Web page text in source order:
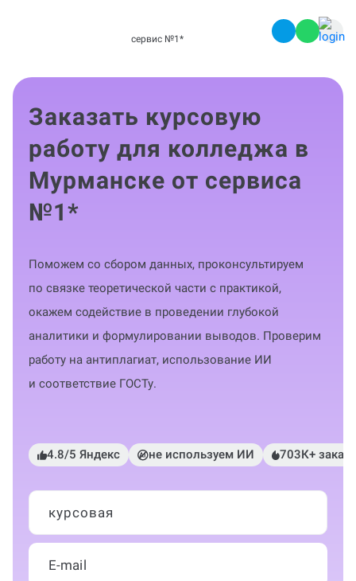
сервис №1 *
Заказать курсовую
работу для колледжа в
Мурманске от сервиса
№1*
Поможем со сбором данных, проконсультируем
по связке теоретической части с практикой,
окажем содействие в проведении глубокой
аналитики и формулировании выводов. Проверим
работу на антиплагиат, использование ИИ
и соответствие ГОСТу.
4.8/5 Яндекс не используем ИИ 703К+
курсовая